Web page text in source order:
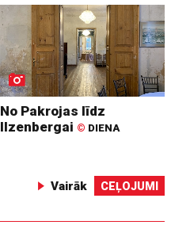
No Pakrojas līdz
Ilzenbergai © DIENA
Vairāk CEĻOJUMI